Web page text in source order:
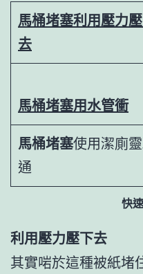
馬桶堵塞利用壓力
去
馬桶堵塞用水管衝
馬桶堵塞使用潔廁
通
快
利用壓力壓下去
其實啱於這種被紙堵